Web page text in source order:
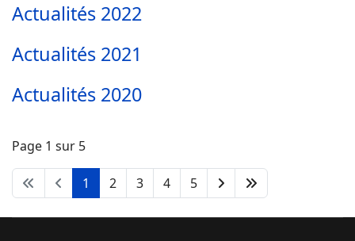
Actualités 2022
Actualités 2021
Actualités 2020
Page 1 sur 5
1 2 3 4 5